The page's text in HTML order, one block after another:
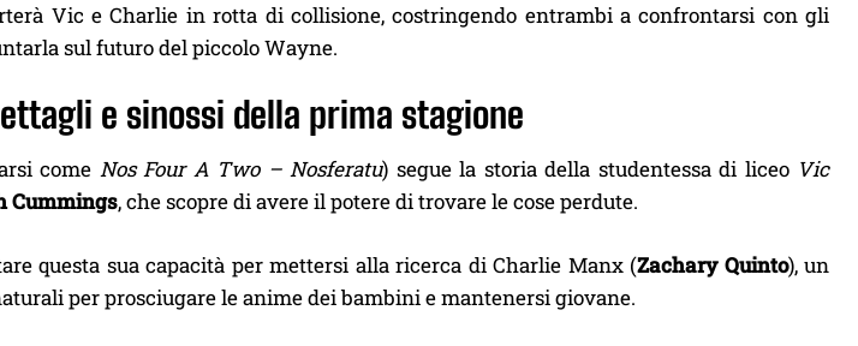
Vic e Charlie in rotta di collisione, costringendo entrambi a confrontarsi con gli
sul futuro del piccolo Wayne.
e sinossi della prima stagione
come Nos Four A Two – Nosferatu) segue la storia della studentessa di liceo Vic
Cummings, che scopre di avere il potere di trovare le cose perdute.
questa sua capacità per mettersi alla ricerca di Charlie Manx (Zachary Quinto), un
per prosciugare le anime dei bambini e mantenersi giovane.